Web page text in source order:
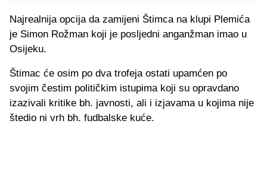
Najrealnija opcija da zamijeni Štimca na klupi Plemića
je Simon Rožman koji je posljedni anganžman imao u
Osijeku.
Štimac će osim po dva trofeja ostati upamćen po
svojim čestim političkim istupima koji su opravdano
izazivali kritike bh. javnosti, ali i izjavama u kojima nije
štedio ni vrh bh. fudbalske kuće.